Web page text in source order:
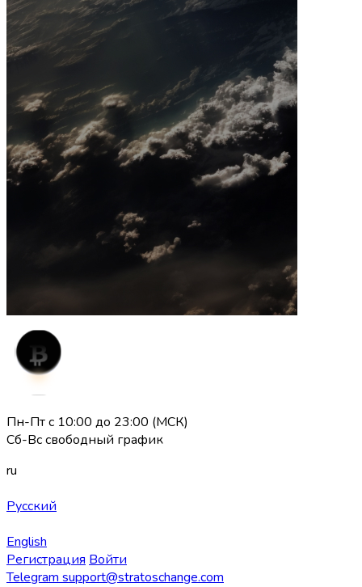
Пн-Пт с 10:00 до 23:00 (МСК)
Сб-Вс свободный график
ru
Русский
English
Регистрация Войти
Telegram support@stratoschange.com